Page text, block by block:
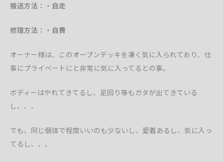
搬送方法：・自走
修理方法：・自費
オーナー様は、このオープンデッキを凄く気に入られており、仕
事にプライベートにと非常に気に入ってるとの事。
ボディーはやれてきてるし、足回り等もガタが出てきている
し、、、
でも、同じ個体で程度いいのも少ないし、愛着あるし、気に入っ
てるし、、、